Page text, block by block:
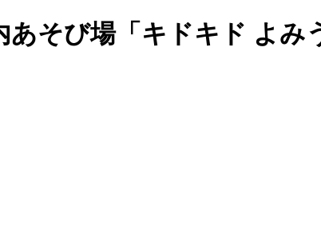
そび場「キドキド よみ